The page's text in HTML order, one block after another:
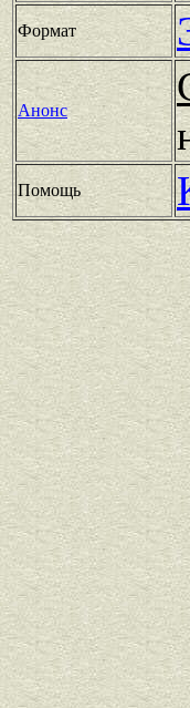
Формат
Анонс
Помощь